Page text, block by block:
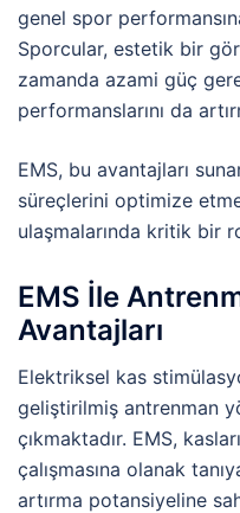
genel spor
Sporcular, estetik bir
zamanda azami güç
performanslarını da
EMS, bu avantajları
süreçlerini optimize
ulaşmalarında kritik bir
EMS İle
Avantajları
Elektriksel kas
geliştirilmiş antrenman
çıkmaktadır. EMS,
çalışmasına olanak
artırma potansiyeline